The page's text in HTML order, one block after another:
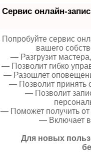
Сервис онлайн-
Попробуйте сервис
вашего
— Разгрузит
— Позволит гибко
— Разошлет
— Позволит принять
— Позволит
— Поможет получить от
— Включает
Для новых